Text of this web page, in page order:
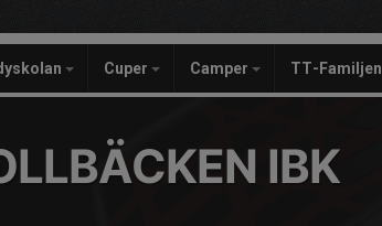
Cuper Camper TT-Familjen
IBK